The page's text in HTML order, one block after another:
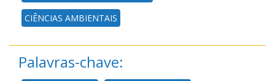
CIÊNCIAS AMBIENTAIS
Palavras-chave: